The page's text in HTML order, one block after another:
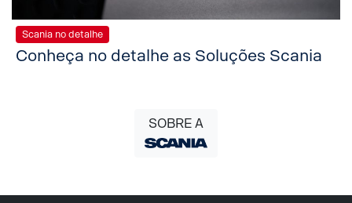
Scania no detalhe
Conheça no detalhe as Soluções Scania
SOBRE A